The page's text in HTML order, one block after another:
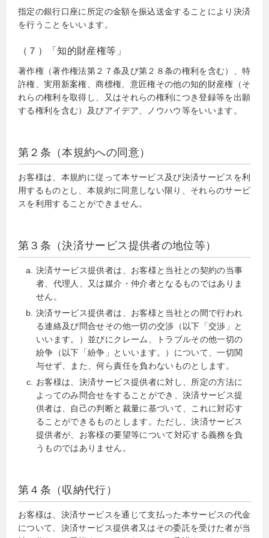
指定の銀行口座に所定の金額を振込送金することにより決済
を行うことをいいます。
（７）「知的財産権等」
著作権（著作権法第２７条及び第２８条の権利を含む）、特
許権、実用新案権、商標権、意匠権その他の知的財産権（そ
れらの権利を取得し、又はそれらの権利につき登録等を出願
する権利を含む）及びアイデア、ノウハウ等をいいます。
第２条（本規約への同意）
お客様は、本規約に従って本サービス及び決済サービスを利
用するものとし、本規約に同意しない限り、それらのサービ
スを利用することができません。
第３条（決済サービス提供者の地位等）
決済サービス提供者は、お客様と当社との契約の当事
者、代理人、又は媒介・仲介者となるものではありま
せん。
決済サービス提供者は、お客様と当社との間で行われ
る連絡及び問合せその他一切の交渉（以下「交渉」と
いいます。）並びにクレーム、トラブルその他一切の
紛争（以下「紛争」といいます。）について、一切関
与せず、また、何ら責任を負わないものとします。
お客様は、決済サービス提供者に対し、所定の方法に
よってのみ問合せをすることができ、決済サービス提
供者は、自己の判断と裁量に基づいて、これに対応す
ることができるものとします。ただし、決済サービス
提供者が、お客様の要望等について対応する義務を負
うものではありません。
第４条（収納代行）
お客様は、決済サービスを通じて支払った本サービスの代金
について、決済サービス提供者又はその委託を受けた者が当